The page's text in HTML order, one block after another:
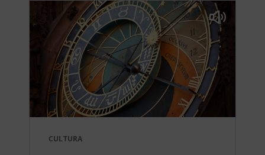
CULTURA